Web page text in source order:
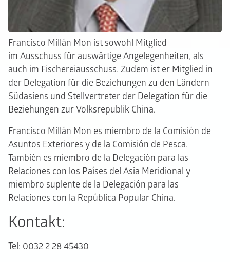
Francisco Millán Mon ist sowohl Mitglied
im Ausschuss für auswärtige Angelegenheiten, als
auch im Fischereiausschuss. Zudem ist er Mitglied in
der Delegation für die Beziehungen zu den Ländern
Südasiens und Stellvertreter der Delegation für die
Beziehungen zur Volksrepublik China.
Francisco Millán Mon es miembro de la Comisión de
Asuntos Exteriores y de la Comisión de Pesca.
También es miembro de la Delegación para las
Relaciones con los Países del Asia Meridional y
miembro suplente de la Delegación para las
Relaciones con la República Popular China.
Kontakt:
Tel: 0032 2 28 45430